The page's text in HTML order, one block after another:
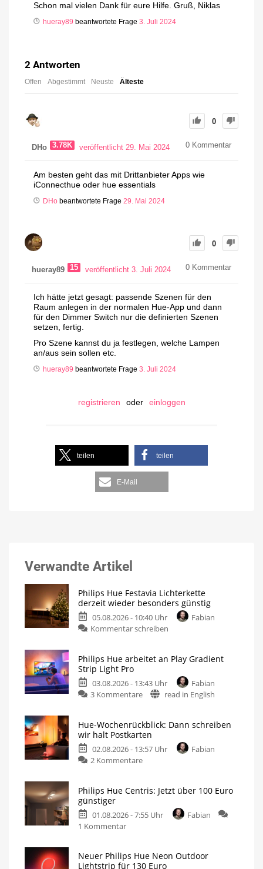
Schon mal vielen Dank für eure Hilfe. Gruß, Niklas
hueray89 beantwortete Frage 3. Juli 2024
2 Antworten
Offen Abgestimmt Neuste Älteste
0
DHo 3.78K veröffentlicht 29. Mai 2024 0 Kommentar
Am besten geht das mit Drittanbieter Apps wie
iConnecthue oder hue essentials
DHo beantwortete Frage 29. Mai 2024
0
hueray89 15 veröffentlicht 3. Juli 2024 0 Kommentar
Ich hätte jetzt gesagt: passende Szenen für den
Raum anlegen in der normalen Hue-App und dann
für den Dimmer Switch nur die definierten Szenen
setzen, fertig.
Pro Szene kannst du ja festlegen, welche Lampen
an/aus sein sollen etc.
hueray89 beantwortete Frage 3. Juli 2024
registrieren oder einloggen
teilen teilen
E-Mail
Verwandte Artikel
Philips Hue Festavia Lichterkette
derzeit wieder besonders günstig
05.08.2026 - 10:40 Uhr
Fabian
Kommentar schreiben
Philips Hue arbeitet an Play Gradient
Strip Light Pro
03.08.2026 - 13:43 Uhr
Fabian
3 Kommentare
read in English
Hue-Wochenrückblick: Dann schreiben
wir halt Postkarten
02.08.2026 - 13:57 Uhr
Fabian
2 Kommentare
Philips Hue Centris: Jetzt über 100 Euro
günstiger
01.08.2026 - 7:55 Uhr
Fabian
1 Kommentar
Neuer Philips Hue Neon Outdoor
Lightstrip für 130 Euro